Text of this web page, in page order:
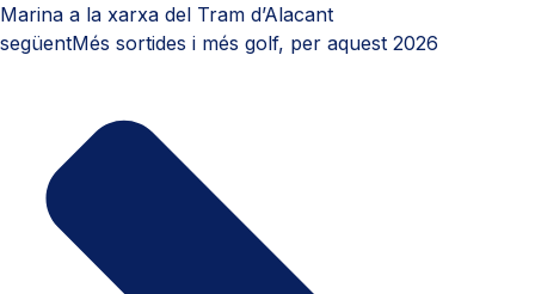
Marina a la xarxa del Tram d’Alacant
següentMés sortides i més golf, per aquest 2026